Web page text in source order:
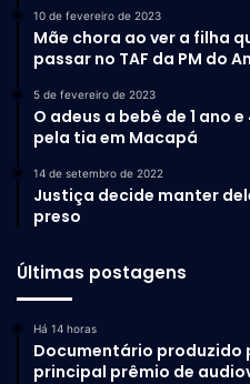
à residência, localizada na
imóvel e foi surpreendida
encapuzados. Eles
10 de fevereiro de 2023
Mãe chora ao ver a filha
passar no TAF da PM do
5 de fevereiro de 2023
O adeus a bebê de 1 ano
pela tia em Macapá
14 de setembro de 2022
Justiça decide manter
preso
Últimas postagens
Há 14 horas
Documentário produzido
principal prêmio de